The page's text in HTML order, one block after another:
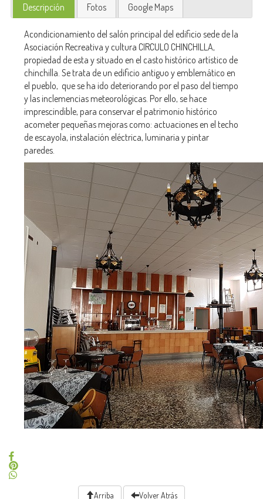
Descripción Fotos Google Maps
Acondicionamiento del salón principal del edificio sede de la
Asociación Recreativa y cultura CIRCULO CHINCHILLA,
propiedad de esta y situado en el casto histórico artístico de
chinchilla. Se trata de un edificio antiguo y emblemático en
el pueblo, que se ha ido deteriorando por el paso del tiempo
y las inclemencias meteorológicas. Por ello, se hace
imprescindible, para conservar el patrimonio histórico
acometer pequeñas mejoras como: actuaciones en el techo
de escayola, instalación eléctrica, luminaria y pintar
paredes.
Arriba Volver Atrás